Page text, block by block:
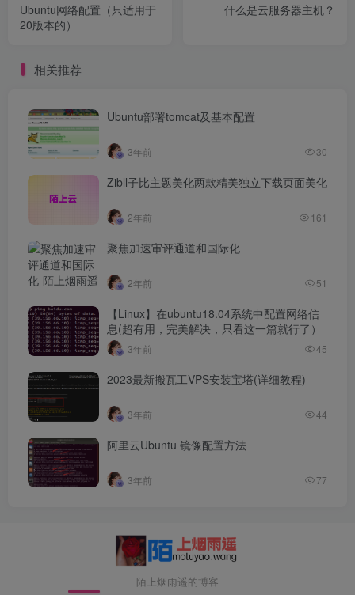
Ubuntu网络配置（只适用于
20版本的）
什么是云服务器主机？
相关推荐
Ubuntu部署tomcat及基本配置
3年前 30
Zibll子比主题美化两款精美独立下载页面美化
2年前 161
聚焦加速审评通道和国际化
2年前 51
【Linux】在ubuntu18.04系统中配置网络信
息(超有用，完美解决，只看这一篇就行了）
3年前 45
2023最新搬瓦工VPS安装宝塔(详细教程)
3年前 44
阿里云Ubuntu 镜像配置方法
3年前 77
陌上烟雨遥的博客